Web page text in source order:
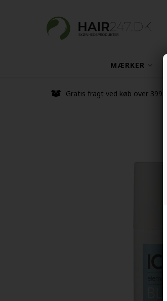
MÆRKER
Gratis fragt ved køb over 399 kr